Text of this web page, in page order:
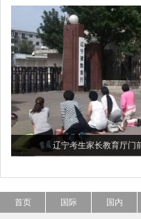
辽宁考生家长教育厅门
首页 国际 国内